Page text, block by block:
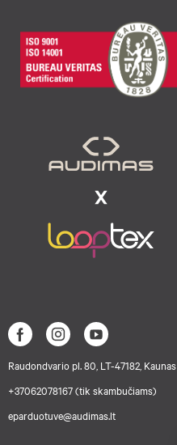
Raudondvario pl. 80, LT-47182, Kaunas
+37062078167 (tik skambučiams)
eparduotuve@audimas.lt